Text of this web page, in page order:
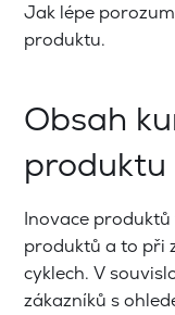
Jak lépe
produktu.
Obsah
Inovace
produktů a to při
cyklech. V
zákazníků s